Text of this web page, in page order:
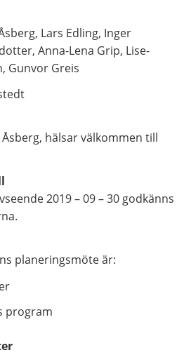
Lars Edling, Inger
Anna-Lena Grip, Lise-
Gunvor Greis
hälsar välkommen till
2019 – 09 – 30 godkänns
planeringsmöte är:
program